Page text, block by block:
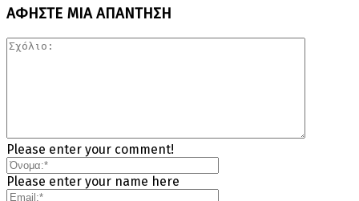
ΑΦΗΣΤΕ ΜΙΑ ΑΠΑΝΤΗΣΗ
Please enter your comment!
Please enter your name here